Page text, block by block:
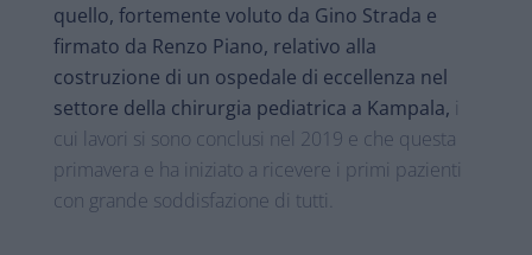
quello, fortemente voluto da Gino Strada e
firmato da Renzo Piano, relativo alla
costruzione di un ospedale di eccellenza nel
settore della chirurgia pediatrica a Kampala, i
cui lavori si sono conclusi nel 2019 e che questa
primavera e ha iniziato a ricevere i primi pazienti
con grande soddisfazione di tutti.